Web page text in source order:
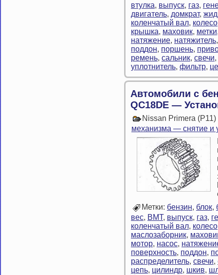
втулка, выпуск, газ,
двигатель, домкрат,
коленчатый вал, колесо
крышка, маховик, метки
натяжение, натяжитель
поддон, поршень,
ремень, сальник, свечи,
уплотнитель, фильтр,
Автомобили с
QC18DE —
Nissan Primera
механизма — снятие и
Метки: бензин, блок,
вес, ВМТ, выпуск, газ,
коленчатый вал, колесо
маслозаборник,
мотор, насос,
поверхность, поддон,
распределитель, свечи,
цепь, цилиндр, шкив,